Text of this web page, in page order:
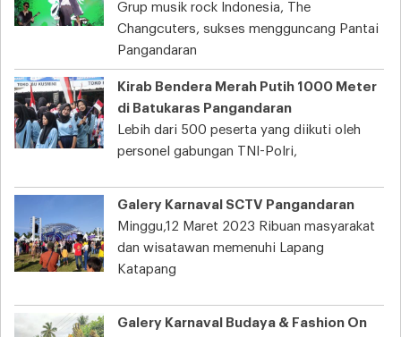
Grup musik rock Indonesia, The
Changcuters, sukses mengguncang Pantai
Pangandaran
Kirab Bendera Merah Putih 1000 Meter
di Batukaras Pangandaran
Lebih dari 500 peserta yang diikuti oleh
personel gabungan TNI-Polri,
Galery Karnaval SCTV Pangandaran
Minggu,12 Maret 2023 Ribuan masyarakat
dan wisatawan memenuhi Lapang
Katapang
Galery Karnaval Budaya & Fashion On